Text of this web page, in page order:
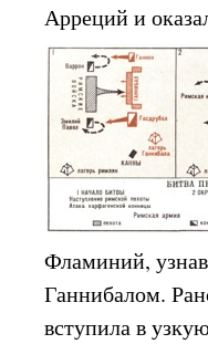
Арреций и
Фламиний,
Ганнибалом.
вступила в